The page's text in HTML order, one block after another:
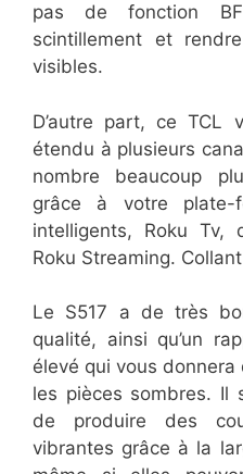
pas de fonction
scintillement et
visibles.
D’autre part, ce TCL
étendu à plusieurs
nombre beaucoup
grâce à votre plate-
intelligents, Roku
Roku Streaming.
Le S517 a de très
qualité, ainsi qu’un
élevé qui vous
les pièces sombres. Il
de produire des
vibrantes grâce à la